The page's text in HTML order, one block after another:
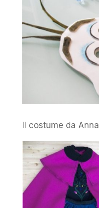
Il costume da Anna